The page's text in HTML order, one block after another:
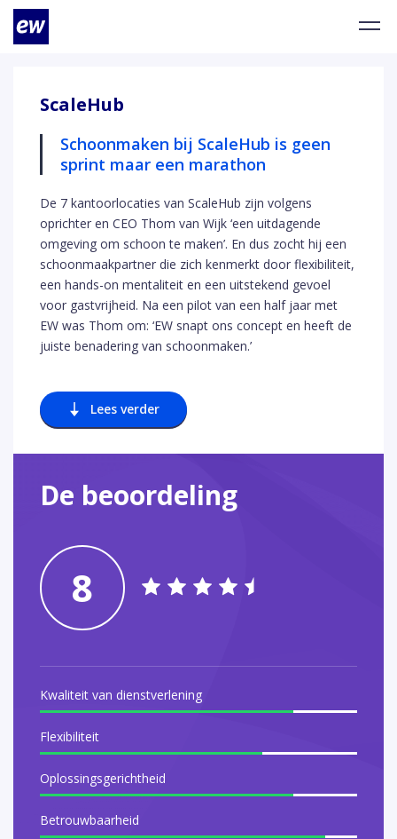
ScaleHub
Schoonmaken bij ScaleHub is geen
sprint maar een marathon
De 7 kantoorlocaties van ScaleHub zijn volgens
oprichter en CEO Thom van Wijk ‘een uitdagende
omgeving om schoon te maken’. En dus zocht hij een
schoonmaakpartner die zich kenmerkt door flexibiliteit,
een hands-on mentaliteit en een uitstekend gevoel
voor gastvrijheid. Na een pilot van een half jaar met
EW was Thom om: ‘EW snapt ons concept en heeft de
juiste benadering van schoonmaken.’
Lees verder
De beoordeling
8
Kwaliteit van dienstverlening
Flexibiliteit
Oplossingsgerichtheid
Betrouwbaarheid